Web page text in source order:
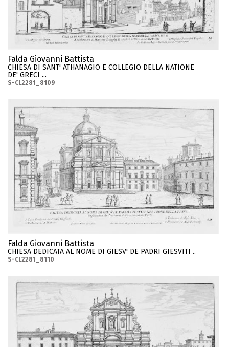
Falda Giovanni Battista
CHIESA DI SANT' ATHANAGIO E COLLEGIO DELLA NATIONE
DE' GRECI ...
S-CL2281_8109
Falda Giovanni Battista
CHIESA DEDICATA AL NOME DI GIESV' DE PADRI GIESVITI ..
S-CL2281_8110